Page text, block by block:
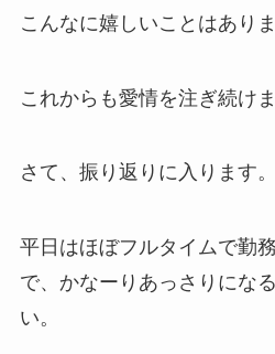
こんなに嬉しいことはありま
これからも愛情を注ぎ続けま
さて、振り返りに入ります。
平日はほぼフルタイムで勤
で、かなーりあっさりにな
い。